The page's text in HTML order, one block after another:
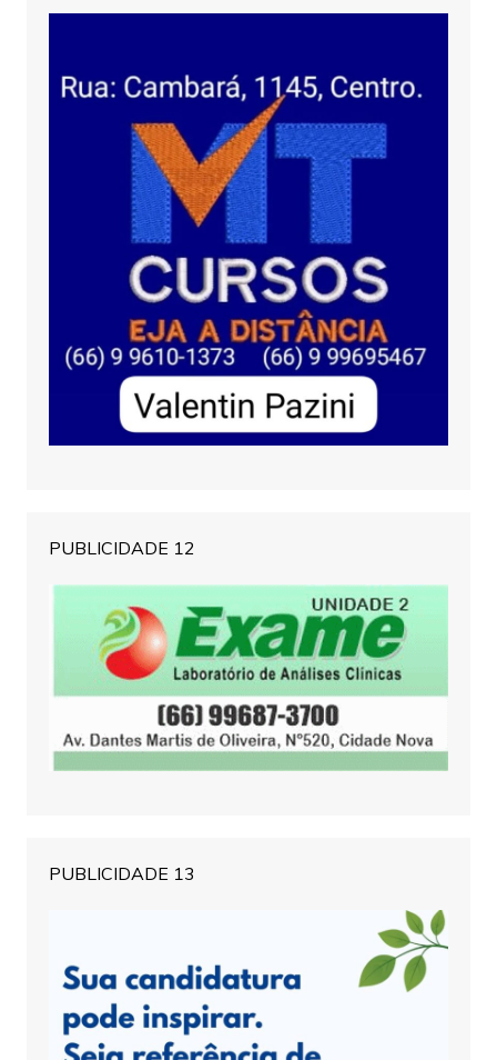
PUBLICIDADE 12
PUBLICIDADE 13